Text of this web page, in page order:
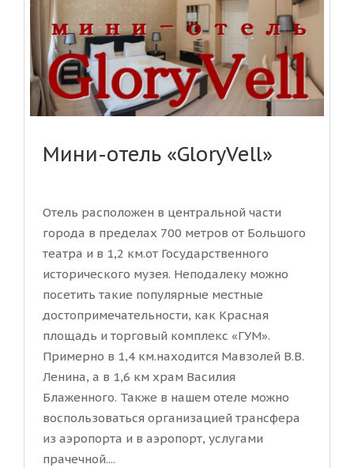
Мини-отель «GloryVell»
Отель расположен в центральной части
города в пределах 700 метров от Большого
театра и в 1,2 км.от Государственного
исторического музея. Неподалеку можно
посетить такие популярные местные
достопримечательности, как Красная
площадь и торговый комплекс «ГУМ».
Примерно в 1,4 км.находится Мавзолей В.В.
Ленина, а в 1,6 км храм Василия
Блаженного. Также в нашем отеле можно
воспользоваться организацией трансфера
из аэропорта и в аэропорт, услугами
прачечной....